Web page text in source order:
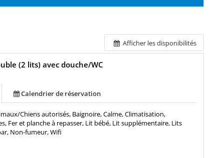
Afficher les disponibilités
(2 lits) avec douche/WC
Calendrier de réservation
Chiens autorisés, Baignoire, Calme, Climatisation,
Fer et planche à repasser, Lit bébé, Lit supplémentaire, Lits
Non-fumeur, Wifi